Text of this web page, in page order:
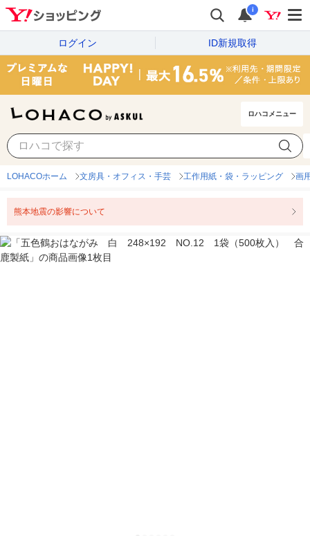
i
ログイン ID新規取得
ロハコメニュー
LOHACOホーム 文房具・オフィス・手芸 工作用紙・袋・ラッピング 画
熊本地震の影響について